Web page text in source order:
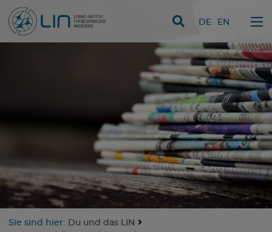
Direkt zum Inhalt
DE EN
Sie sind hier: Du und das LIN